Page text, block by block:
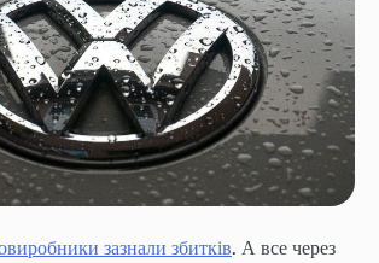
зазнали збитків. А все через